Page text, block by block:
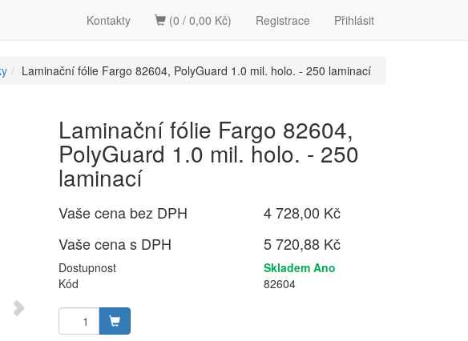
Registrace Přihlásit
Kontakty (0 / 0,00 Kč)
Laminační fólie Fargo 82604, PolyGuard 1.0 mil. holo. - 250 laminací
Laminační fólie Fargo 82604,
PolyGuard 1.0 mil. holo. - 250
laminací
Vaše cena bez DPH
4 728,00 Kč
Vaše cena s DPH
5 720,88 Kč
Dostupnost
Skladem Ano
Kód
82604